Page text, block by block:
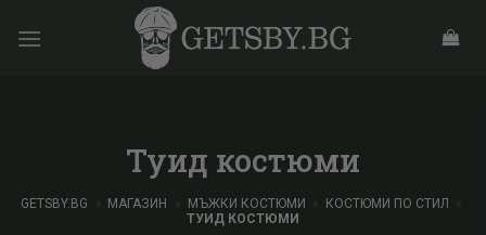
Туид костюми
GETSBY.BG МАГАЗИН МЪЖКИ КОСТЮМИ КОСТЮМИ ПО СТИЛ
»
ТУИД КОСТЮМИ